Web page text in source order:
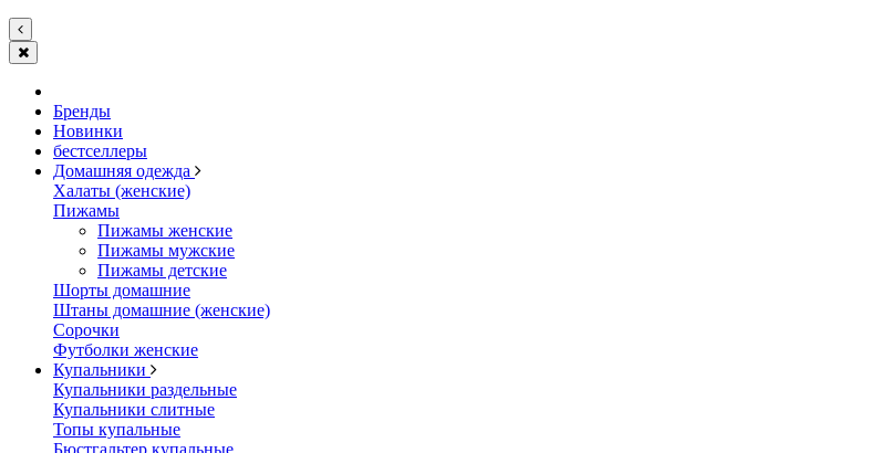
Бренды
Новинки
бестселлеры
Домашняя одежда
Халаты (женские)
Пижамы
Пижамы женские
Пижамы мужские
Пижамы детские
Шорты домашние
Штаны домашние (женские)
Сорочки
Футболки женские
Купальники
Купальники раздельные
Купальники слитные
Топы купальные
Бюстгальтер купальные